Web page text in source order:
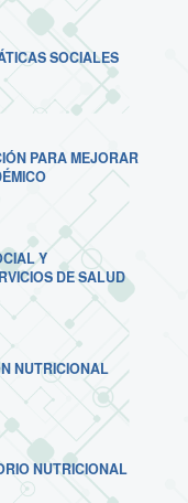
SOCIALES
PARA MEJORAR
Y
DE SALUD
NUTRICIONAL
NUTRICIONAL